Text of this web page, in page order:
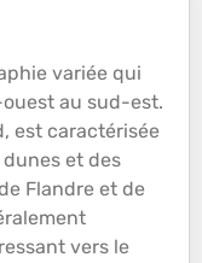
variée qui
au sud-est.
est caractérisée
et des
Flandre et de
vers le